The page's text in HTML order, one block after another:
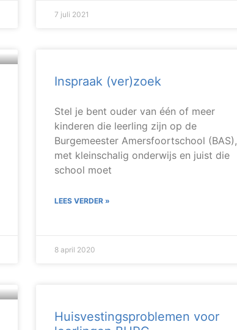
7 juli 2021
Inspraak (ver)zoek
Stel je bent ouder van één of meer
kinderen die leerling zijn op de
Burgemeester Amersfoortschool (BAS),
met kleinschalig onderwijs en juist die
school moet
LEES VERDER »
8 april 2020
Huisvestingsproblemen voor